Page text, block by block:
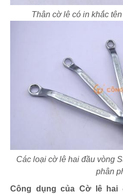
Thân cờ lê có in khắc
Các loại cờ lê hai đầu vòng
phân
Công dụng của Cờ lê hai